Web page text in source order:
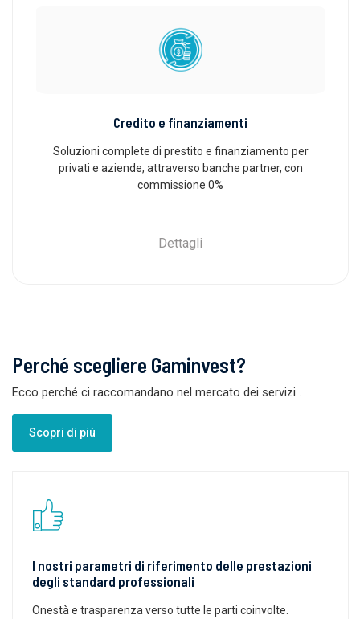
Credito e finanziamenti
Soluzioni complete di prestito e finanziamento per
privati ​​e aziende, attraverso banche partner, con
commissione 0%
Dettagli
Perché scegliere Gaminvest?
Ecco perché ci raccomandano nel mercato dei servizi
Scopri di più
I nostri parametri di riferimento delle prestazioni
degli standard professionali
Onestà e trasparenza verso tutte le parti coinvolte.